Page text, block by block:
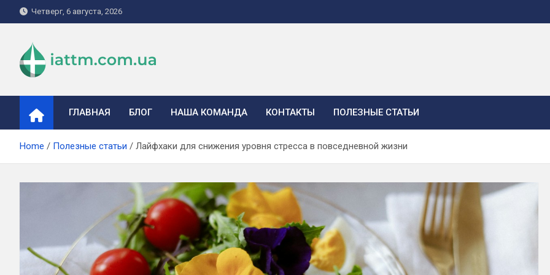
to
Четверг, 6 августа, 2026
iattm.com.ua
ГЛАВНАЯ БЛОГ НАША КОМАНДА КОНТАКТЫ ПОЛЕЗНЫЕ СТАТЬИ
Home Полезные статьи Лайфхаки для снижения уровня стресса в повседневной жизни